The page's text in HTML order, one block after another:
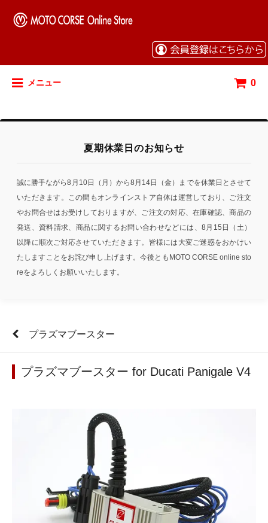
メニュー 0
夏期休業日のお知らせ
誠に勝手ながら8月10日（月）から8月14日（金）までを休業日とさせて
いただきます。この間もオンラインストア自体は運営しており、ご注文
やお問合せはお受けしておりますが、ご注文の対応、在庫確認、商品の
発送、資料請求、商品に関するお問い合わせなどには、8月15日（土）
以降に順次ご対応させていただきます。皆様には大変ご迷惑をおかけい
たしますことをお詫び申し上げます。今後ともMOTO CORSE online sto
reをよろしくお願いいたします。
プラズマブースター
プラズマブースター for Ducati Panigale V4